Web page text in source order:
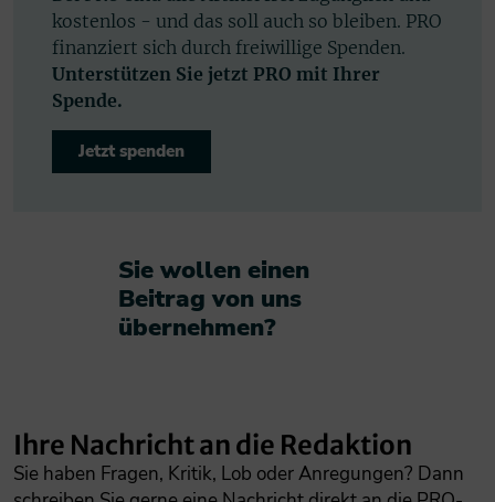
kostenlos - und das soll auch so bleiben. PRO
finanziert sich durch freiwillige Spenden.
Unterstützen Sie jetzt PRO mit Ihrer
Spende.
Jetzt spenden
Sie wollen einen
Beitrag von uns
übernehmen?​
Ihre Nachricht an die Redaktion
Sie haben Fragen, Kritik, Lob oder Anregungen? Dann